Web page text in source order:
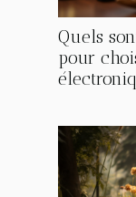
Quels
pour